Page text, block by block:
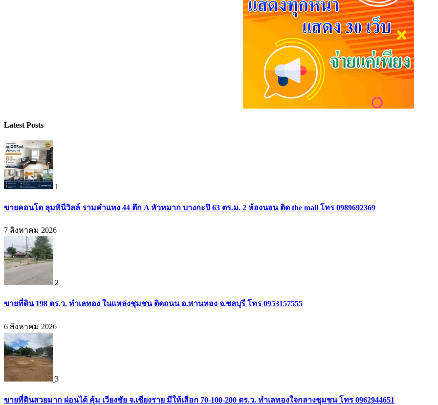
Latest Posts
1
ขายคอนโด ลุมพินีวิลล์ รามคำแหง 44 ตึก A หัวหมาก บางกะปิ 63 ตร.ม. 2 ห้องนอน ติด the mall โทร 0989692369
7 สิงหาคม 2026
2
ขายที่ดิน 198 ตร.ว. ทำเลทอง ในแหล่งชุมชน ติดถนน อ.พานทอง จ.ชลบุรี โทร 0953157555
6 สิงหาคม 2026
3
ขายที่ดินสวยมาก ผ่อนได้ คุ้ม เวียงชัย จ.เชียงราย มีให้เลือก 70-100-200 ตร.ว. ทำเลทองใจกลางชุมชน โทร 0962944651